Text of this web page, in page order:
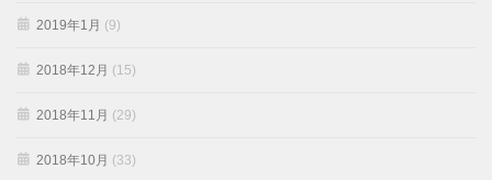
2019年1月 (9)
2018年12月 (15)
2018年11月 (29)
2018年10月 (33)